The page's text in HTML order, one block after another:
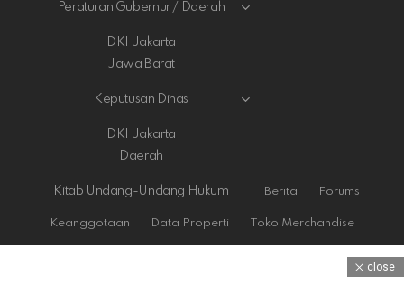
Peraturan Gubernur / Daerah
DKI Jakarta
Jawa Barat
Keputusan Dinas
DKI Jakarta
Daerah
Kitab Undang-Undang Hukum Berita Forums
Keanggotaan Data Properti Toko Merchandise
close